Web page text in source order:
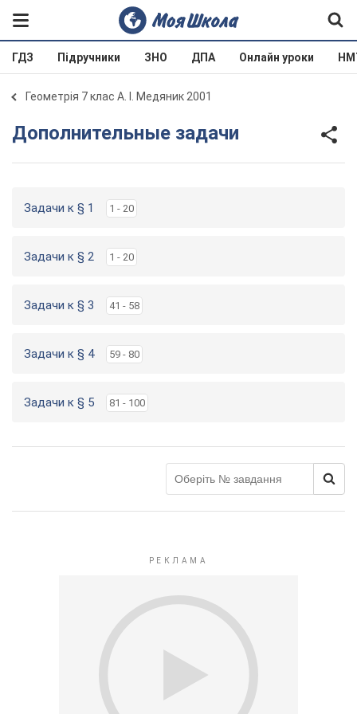
ГДЗ Підручники ЗНО ДПА Онлайн уроки
Геометрія 7 клас А. І. Медяник 2001
Дополнительные задачи
Задачи к § 1 1 - 20
Задачи к § 2 1 - 20
Задачи к § 3 41 - 58
Задачи к § 4 59 - 80
Задачи к § 5 81 - 100